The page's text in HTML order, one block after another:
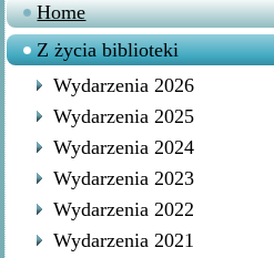
Home
Z życia biblioteki
Wydarzenia 2026
Wydarzenia 2025
Wydarzenia 2024
Wydarzenia 2023
Wydarzenia 2022
Wydarzenia 2021